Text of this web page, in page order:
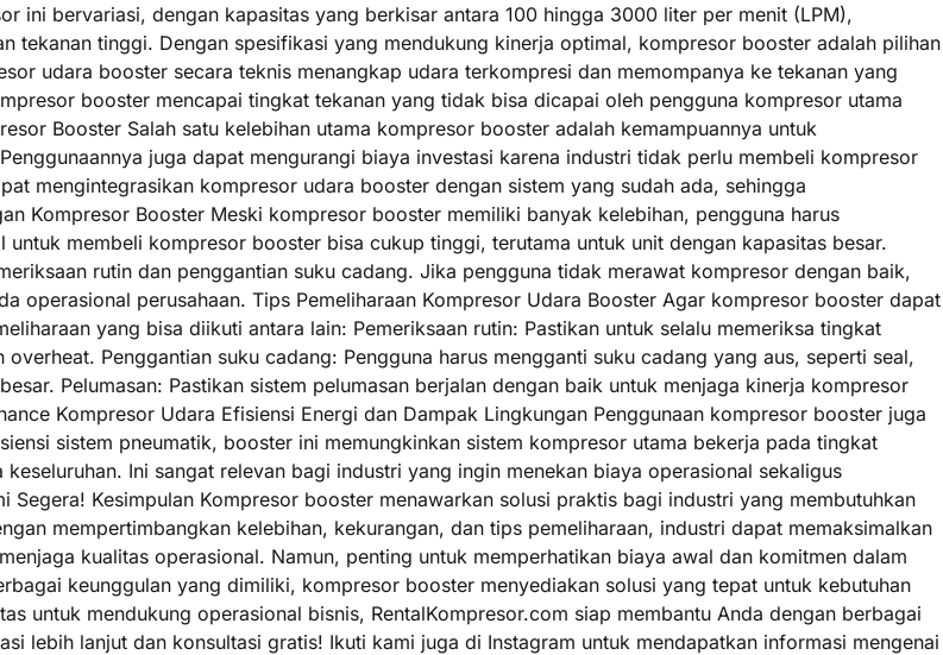
ini bervariasi, dengan kapasitas yang berkisar antara 100 hingga 3000 liter per menit (LPM),
tekanan tinggi. Dengan spesifikasi yang mendukung kinerja optimal, kompresor booster adalah pilihan
udara booster secara teknis menangkap udara terkompresi dan memompanya ke tekanan yang
booster mencapai tingkat tekanan yang tidak bisa dicapai oleh pengguna kompresor utama
Booster Salah satu kelebihan utama kompresor booster adalah kemampuannya untuk
juga dapat mengurangi biaya investasi karena industri tidak perlu membeli kompresor
mengintegrasikan kompresor udara booster dengan sistem yang sudah ada, sehingga
Kompresor Booster Meski kompresor booster memiliki banyak kelebihan, pengguna harus
membeli kompresor booster bisa cukup tinggi, terutama untuk unit dengan kapasitas besar.
rutin dan penggantian suku cadang. Jika pengguna tidak merawat kompresor dengan baik,
operasional perusahaan. Tips Pemeliharaan Kompresor Udara Booster Agar kompresor booster dapat
yang bisa diikuti antara lain: Pemeriksaan rutin: Pastikan untuk selalu memeriksa tingkat
Penggantian suku cadang: Pengguna harus mengganti suku cadang yang aus, seperti seal,
Pelumasan: Pastikan sistem pelumasan berjalan dengan baik untuk menjaga kinerja kompresor
Kompresor Udara Efisiensi Energi dan Dampak Lingkungan Penggunaan kompresor booster juga
sistem pneumatik, booster ini memungkinkan sistem kompresor utama bekerja pada tingkat
Ini sangat relevan bagi industri yang ingin menekan biaya operasional sekaligus
Kesimpulan Kompresor booster menawarkan solusi praktis bagi industri yang membutuhkan
mempertimbangkan kelebihan, kekurangan, dan tips pemeliharaan, industri dapat memaksimalkan
kualitas operasional. Namun, penting untuk memperhatikan biaya awal dan komitmen dalam
keunggulan yang dimiliki, kompresor booster menyediakan solusi yang tepat untuk kebutuhan
untuk mendukung operasional bisnis, RentalKompresor.com siap membantu Anda dengan berbagai
lebih lanjut dan konsultasi gratis! Ikuti kami juga di Instagram untuk mendapatkan informasi mengenai